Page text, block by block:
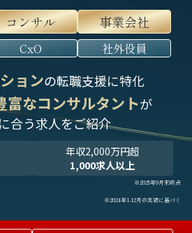
コンサル 事業会社
CxO 社外役員
ョンの転職支援に特化
富なコンサルタントが
合う求人をご紹介
年収2,000万円超
1,000求人以上
※2025年9月末時点
※2024年1-12月の実績に基づく